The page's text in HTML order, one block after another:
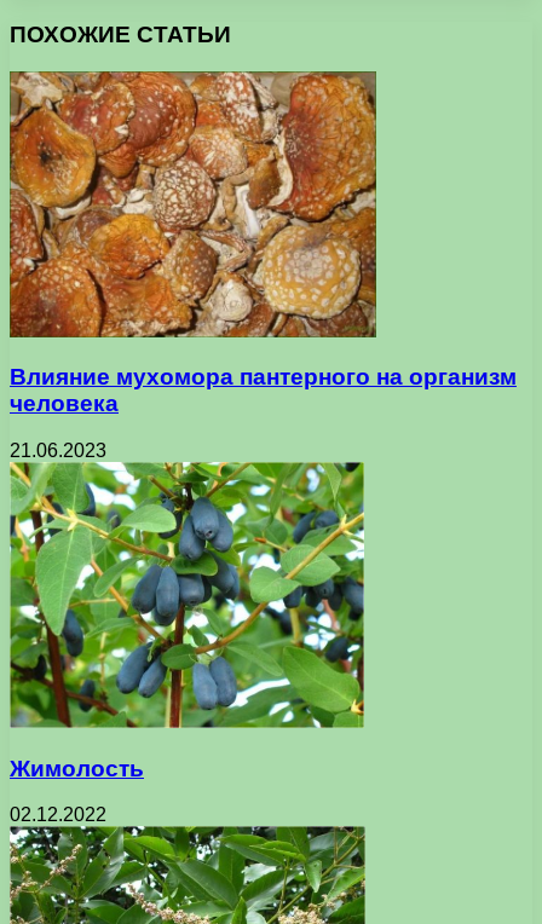
ПОХОЖИЕ СТАТЬИ
Влияние мухомора пантерного на организм
человека
21.06.2023
Жимолость
02.12.2022